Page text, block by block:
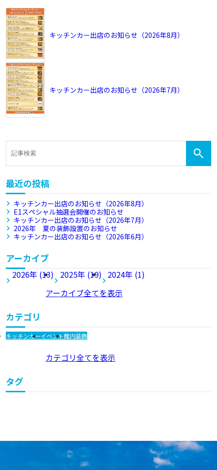
キッチンカー出店のお知らせ（2026年8月）
キッチンカー出店のお知らせ（2026年7月）
最近の投稿
キッチンカー出店のお知らせ（2026年8月）
E1スペシャル抽選会開催のお知らせ
キッチンカー出店のお知らせ（2026年7月）
2026年 夏の装飾設置のお知らせ
キッチンカー出店のお知らせ（2026年6月）
アーカイブ
2026年 (13) 2025年 (19) 2024年 (1)
アーカイブ全てを表示
カテゴリ
キッチンカーイベント館内装飾
カテゴリ全てを表示
タグ